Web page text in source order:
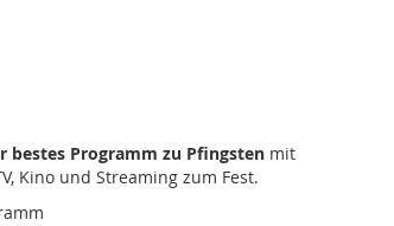
bestes Programm zu Pfingstenmit
Kino und Streaming zum Fest.